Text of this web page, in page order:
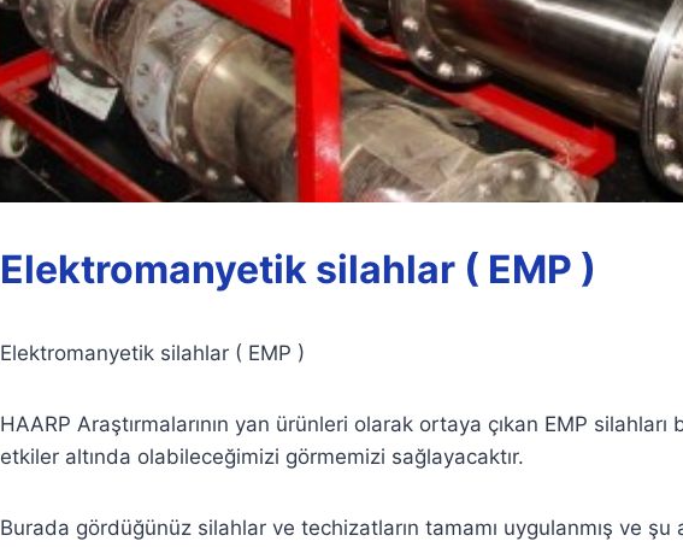
Elektromanyetik silahlar ( EMP )
Elektromanyetik silahlar ( EMP )
HAARP Araştırmalarının yan ürünleri olarak ortaya çıkan EMP
etkiler altında olabileceğimizi görmemizi sağlayacaktır.
Burada gördüğünüz silahlar ve techizatların tamamı uygulanmış ve